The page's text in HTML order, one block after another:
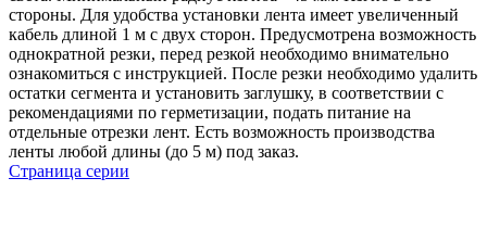
стороны. Для удобства установки лента имеет увеличенный
кабель длиной 1 м с двух сторон. Предусмотрена возможность
однократной резки, перед резкой необходимо внимательно
ознакомиться с инструкцией. После резки необходимо удалить
остатки сегмента и установить заглушку, в соответствии с
рекомендациями по герметизации, подать питание на
отдельные отрезки лент. Есть возможность производства
ленты любой длины (до 5 м) под заказ.
Страница серии